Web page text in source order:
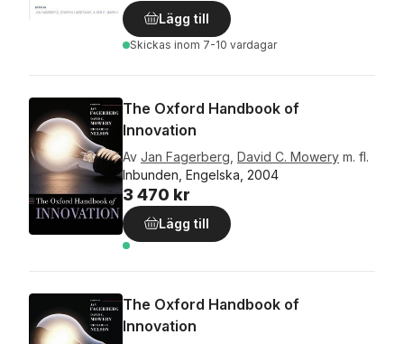
Lägg till
Skickas inom 7-10 vardagar
The Oxford Handbook of
Innovation
Av Jan Fagerberg David C. Mowery m. fl.
Inbunden, Engelska, 2004
3 470 kr
Lägg till
The Oxford Handbook of
Innovation